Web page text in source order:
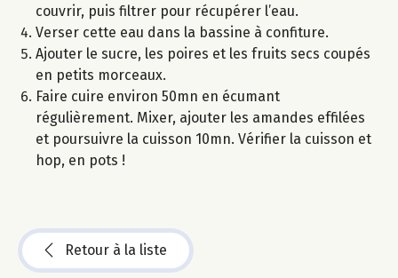
couvrir, puis filtrer pour récupérer l’eau.
Verser cette eau dans la bassine à confiture.
Ajouter le sucre, les poires et les fruits secs coupés
en petits morceaux.
Faire cuire environ 50mn en écumant
régulièrement. Mixer, ajouter les amandes effilées
et poursuivre la cuisson 10mn. Vérifier la cuisson et
hop, en pots !
Retour à la liste